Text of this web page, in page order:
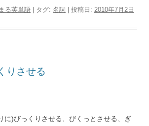
る英単語 | タグ: 名詞 | 投稿日: 2010年7月2日
りさせる
に)びっくりさせる、びくっとさせる、ぎ